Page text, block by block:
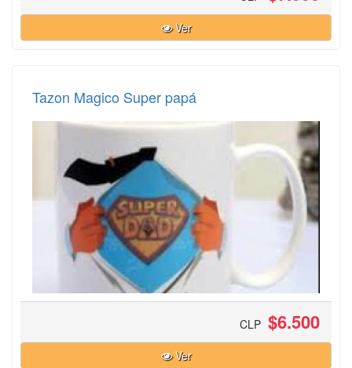
Ver
Tazon Magico Super papá
CLP $6.500
Ver